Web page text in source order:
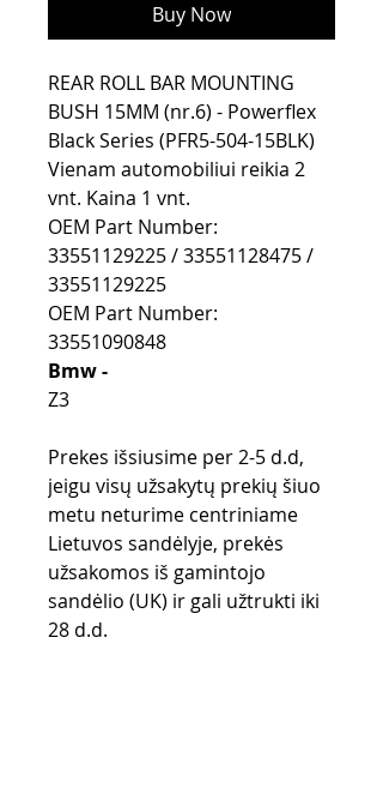
Buy Now
REAR ROLL BAR MOUNTING
BUSH 15MM (nr.6) - Powerflex
Black Series (PFR5-504-15BLK)
Vienam automobiliui reikia 2
vnt. Kaina 1 vnt.
OEM Part Number:
33551129225 / 33551128475 /
33551129225
OEM Part Number:
33551090848
Bmw -
Z3
Prekes išsiusime per 2-5 d.d,
jeigu visų užsakytų prekių šiuo
metu neturime centriniame
Lietuvos sandėlyje, prekės
užsakomos iš gamintojo
sandėlio (UK) ir gali užtrukti iki
28 d.d.